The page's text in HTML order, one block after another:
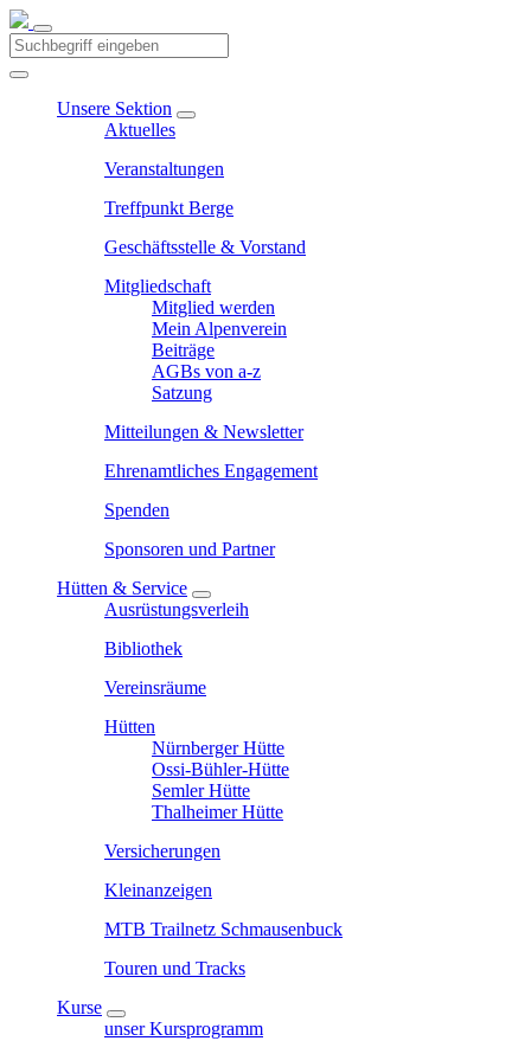
Unsere Sektion
Aktuelles
Veranstaltungen
Treffpunkt Berge
Geschäftsstelle & Vorstand
Mitgliedschaft
Mitglied werden
Mein Alpenverein
Beiträge
AGBs von a-z
Satzung
Mitteilungen & Newsletter
Ehrenamtliches Engagement
Spenden
Sponsoren und Partner
Hütten & Service
Ausrüstungsverleih
Bibliothek
Vereinsräume
Hütten
Nürnberger Hütte
Ossi-Bühler-Hütte
Semler Hütte
Thalheimer Hütte
Versicherungen
Kleinanzeigen
MTB Trailnetz Schmausenbuck
Touren und Tracks
Kurse
unser Kursprogramm